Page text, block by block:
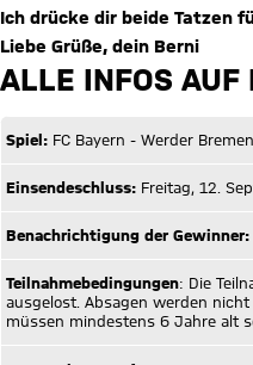
Ich drücke dir beide Tatzen
Liebe Grüße, dein Berni
ALLE INFOS AUF
Spiel: FC Bayern - Werder
Einsendeschluss: Freitag, 12.
Benachrichtigung der Gewinner:
Teilnahmebedingungen: Die
ausgelost. Absagen werden nicht
müssen mindestens 6 Jahre alt